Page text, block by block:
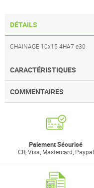
DÉTAILS
CHAINAGE 10x15 4HA7 e30
CARACTÉRISTIQUES
COMMENTAIRES
Paiement Sécurisé
CB, Visa, Mastercard, Paypal